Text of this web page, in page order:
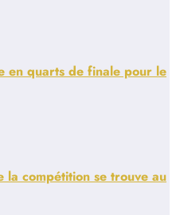
en quarts de finale pour le
la compétition se trouve au